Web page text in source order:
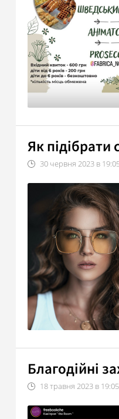
Як
30 червня 2023 в
Благодійні
18травня 2023 в 19:05